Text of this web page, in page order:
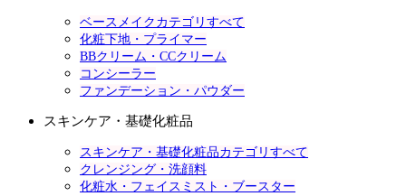
ベースメイクカテゴリすべて
化粧下地・プライマー
BBクリーム・CCクリーム
コンシーラー
ファンデーション・パウダー
スキンケア・基礎化粧品
スキンケア・基礎化粧品カテゴリすべて
クレンジング・洗顔料
化粧水・フェイスミスト・ブースター